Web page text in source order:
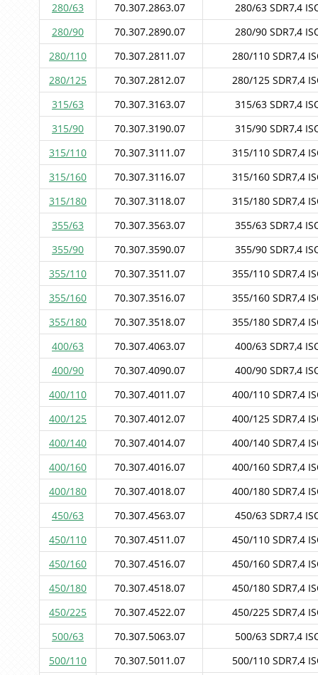
280/63
70.307.2863.07
280/63 SDR7,4
280/90
70.307.2890.07
280/90 SDR7,4
280/110
70.307.2811.07
280/110 SDR7,4
280/125
70.307.2812.07
280/125 SDR7,4
315/63
70.307.3163.07
315/63 SDR7,4
315/90
70.307.3190.07
315/90 SDR7,4
315/110
70.307.3111.07
315/110 SDR7,4
315/160
70.307.3116.07
315/160 SDR7,4
315/180
70.307.3118.07
315/180 SDR7,4
355/63
70.307.3563.07
355/63 SDR7,4
355/90
70.307.3590.07
355/90 SDR7,4
355/110
70.307.3511.07
355/110 SDR7,4
355/160
70.307.3516.07
355/160 SDR7,4
355/180
70.307.3518.07
355/180 SDR7,4
400/63
70.307.4063.07
400/63 SDR7,4
400/90
70.307.4090.07
400/90 SDR7,4
400/110
70.307.4011.07
400/110 SDR7,4
400/125
70.307.4012.07
400/125 SDR7,4
400/140
70.307.4014.07
400/140 SDR7,4
400/160
70.307.4016.07
400/160 SDR7,4
400/180
70.307.4018.07
400/180 SDR7,4
450/63
70.307.4563.07
450/63 SDR7,4
450/110
70.307.4511.07
450/110 SDR7,4
450/160
70.307.4516.07
450/160 SDR7,4
450/180
70.307.4518.07
450/180 SDR7,4
450/225
70.307.4522.07
450/225 SDR7,4
500/63
70.307.5063.07
500/63 SDR7,4
500/110
70.307.5011.07 500/110 SDR7,4